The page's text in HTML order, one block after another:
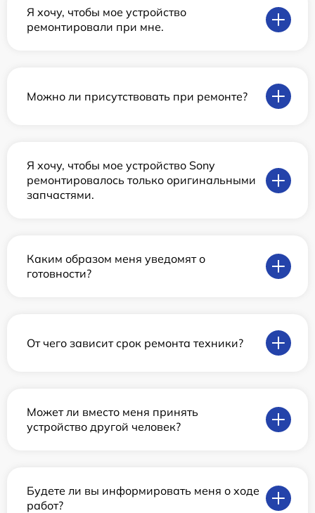
Я хочу, чтобы мое устройство
ремонтировали при мне.
Можно ли присутствовать при ремонте?
Я хочу, чтобы мое устройство Sony
ремонтировалось только оригинальными
запчастями.
Каким образом меня уведомят о
готовности?
От чего зависит срок ремонта техники?
Может ли вместо меня принять
устройство другой человек?
Будете ли вы информировать меня о ходе
работ?